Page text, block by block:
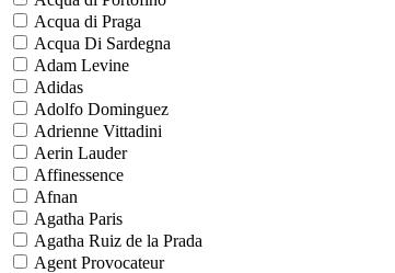
Acqua di Praga
Acqua Di Sardegna
Adam Levine
Adidas
Adolfo Dominguez
Adrienne Vittadini
Aerin Lauder
Affinessence
Afnan
Agatha Paris
Agatha Ruiz de la Prada
Agent Provocateur